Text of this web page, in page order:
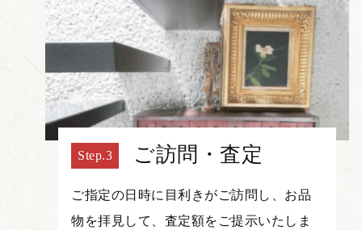
ご訪問・査定
ご指定の日時に目利きがご訪問し、お品
物を拝見して、査定額をご提示いたしま